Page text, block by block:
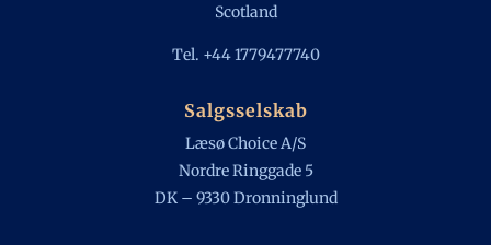
Scotland
Tel. +44 1779477740
Salgsselskab
Læsø Choice A/S
Nordre Ringgade 5
DK – 9330 Dronninglund